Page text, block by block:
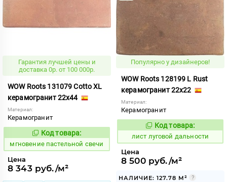
Гарантия лучшей цены и
доставка 0р. от 100 000р.
WOW Roots 131079 Cotto XL
керамогранит 22x44
Материал:
Керамогранит
946209
Код товара:
мгновение пастельной свечи
Цена
8 343 руб./м²
Популярно у дизайнеров!
WOW Roots 128199 L Rust
керамогранит 22x22
Материал:
Керамогранит
881246
Код товара:
лист луговой дальности
Цена
8 500 руб./м²
НАЛИЧИЕ: 127.78 М²